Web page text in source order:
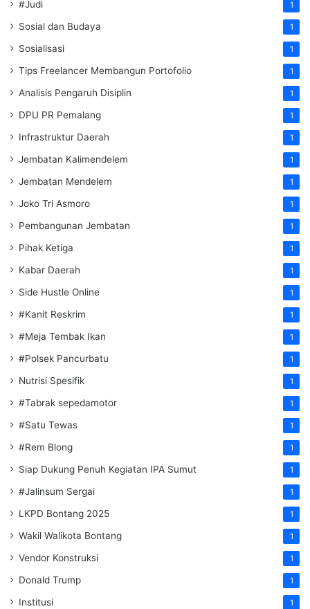
#Judi 1
Sosial dan Budaya 1
Sosialisasi 1
Tips Freelancer Membangun Portofolio 1
Analisis Pengaruh Disiplin 1
DPU PR Pemalang 1
Infrastruktur Daerah 1
Jembatan Kalimendelem 1
Jembatan Mendelem 1
Joko Tri Asmoro 1
Pembangunan Jembatan 1
Pihak Ketiga 1
Kabar Daerah 1
Side Hustle Online 1
#Kanit Reskrim 1
#Meja Tembak Ikan 1
#Polsek Pancurbatu 1
Nutrisi Spesifik 1
#Tabrak sepedamotor 1
#Satu Tewas 1
#Rem Blong 1
Siap Dukung Penuh Kegiatan IPA Sumut 1
#Jalinsum Sergai 1
LKPD Bontang 2025 1
Wakil Walikota Bontang 1
Vendor Konstruksi 1
Donald Trump 1
Institusi 1